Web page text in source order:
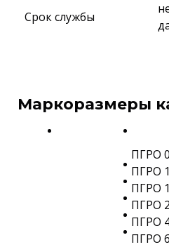
Срок службы
Маркоразмеры
ПГРО
ПГРО
ПГРО
ПГРО
ПГРО
ПГРО